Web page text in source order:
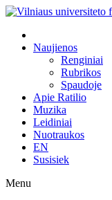
Naujienos
Renginiai
Rubrikos
Spaudoje
Apie Ratilio
Muzika
Leidiniai
Nuotraukos
EN
Susisiek
Menu